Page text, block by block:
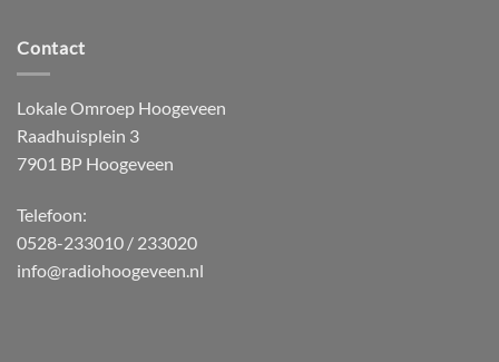
Contact
Lokale Omroep Hoogeveen
Raadhuisplein 3
7901 BP Hoogeveen
Telefoon:
0528-233010 / 233020
info@radiohoogeveen.nl